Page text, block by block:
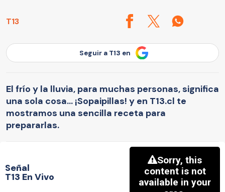
T13
Seguir a T13 en
El frío y la lluvia, para muchas personas, significa
una sola cosa... ¡Sopaipillas! y en T13.cl te
mostramos una sencilla receta para
prepararlas.
Señal
T13 En Vivo